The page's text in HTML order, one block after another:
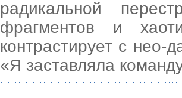
радикальной
фрагментов и
контрастирует с нео-
«Я заставляла